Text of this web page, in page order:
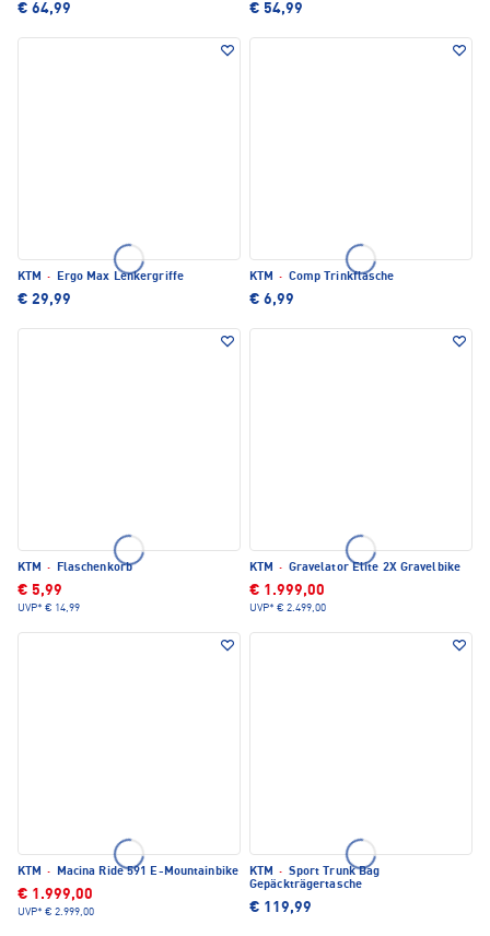
€ 64,99 € 54,99
KTM · Ergo Max Lenkergriffe
€ 29,99
KTM · Comp Trinkflasche
€ 6,99
KTM · Flaschenkorb
€ 5,99
UVP* € 14,99
KTM · Gravelator Elite 2X Gravelbike
€ 1.999,00
UVP* € 2.499,00
KTM · Macina Ride 591 E-Mountainbike
€ 1.999,00
UVP* € 2.999,00
KTM · Sport Trunk Bag
Gepäckträgertasche
€ 119,99